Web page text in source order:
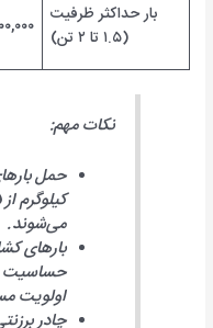
بار حداکثر ظرفیت
(۱.۵ تا ۲ تن)
۲,۸۰۰,۰۰۰
نکات مهم:
کیلوگرم از
می‌شوند.
بارهای
اولویت